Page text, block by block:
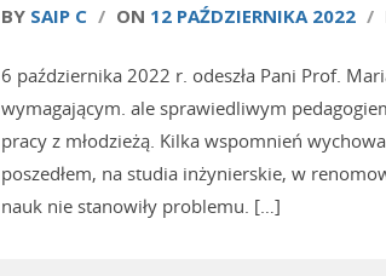
BY SAIP C / ON 12 PAŹDZIERNIKA 2022 /
6 października 2022 r. odeszła Pani Prof.
wymagającym. ale sprawiedliwym
pracy z młodzieżą. Kilka wspomnień
poszedłem, na studia inżynierskie, w
nauk nie stanowiły problemu. […]